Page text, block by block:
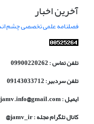
آخرین اخبار
فصلنامه علمی تخصصی چشم
تلفن تماس : 09900220262
تلفن سردبیر: 09143033712
ایمیل : jamv.info@gmail.com
کانال تلگرام مجله : jamv_ir@